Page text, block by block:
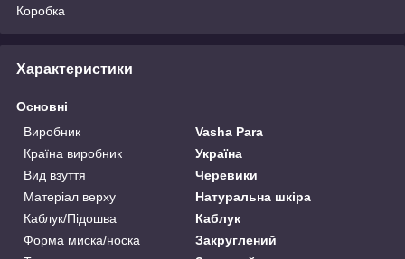
Коробка
Характеристики
Основні
Виробник
Vasha Para
Країна виробник
Україна
Вид взуття
Черевики
Матеріал верху
Натуральна шкіра
Каблук/Підошва
Каблук
Форма миска/носка
Закруглений